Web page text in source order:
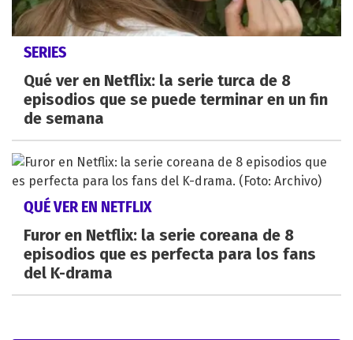
SERIES
Qué ver en Netflix: la serie turca de 8
episodios que se puede terminar en un fin
de semana
QUÉ VER EN NETFLIX
Furor en Netflix: la serie coreana de 8
episodios que es perfecta para los fans
del K-drama